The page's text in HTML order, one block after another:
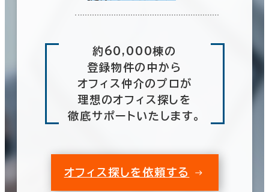
約60,000棟の
登録物件の中から
オフィス仲介のプロが
理想のオフィス探しを
徹底サポートいたします。
オフィス探しを依頼する